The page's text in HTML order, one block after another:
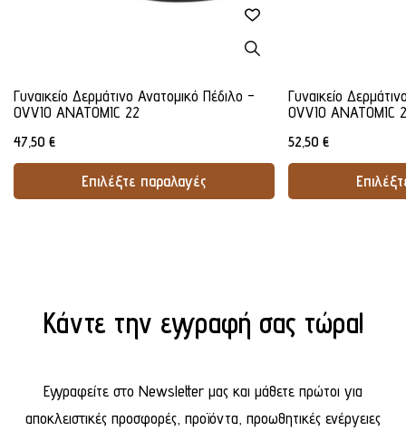
Γυναικείο Δερμάτινο Ανατομικό Πέδιλο -
OVVIO ANATOMIC 22
47,50 €
Επιλέξτε παραλαγές
Γυναικείο
OVVIO ANATOMIC
52,50 €
Κάντε την εγγραφή σας τώρα!
Εγγραφείτε στο Newsletter μας και μάθετε πρώτοι για
αποκλειστικές προσφορές, προϊόντα, προωθητικές ενέργειες